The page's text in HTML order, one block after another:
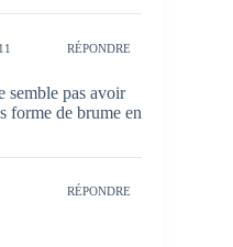
RÉPONDRE
semble pas avoir
forme de brume en
RÉPONDRE